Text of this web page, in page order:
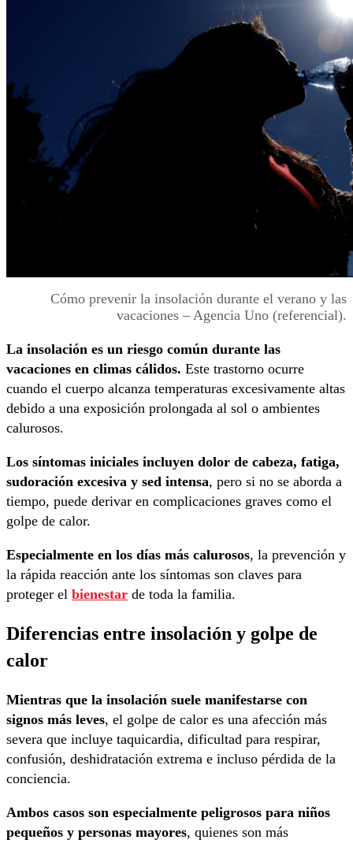
Cómo prevenir la insolación durante el verano y las
vacaciones – Agencia Uno (referencial).
La insolación es un riesgo común durante las
vacaciones en climas cálidos. Este trastorno ocurre
cuando el cuerpo alcanza temperaturas excesivamente altas
debido a una exposición prolongada al sol o ambientes
calurosos.
Los síntomas iniciales incluyen dolor de cabeza, fatiga,
sudoración excesiva y sed intensa, pero si no se aborda a
tiempo, puede derivar en complicaciones graves como el
golpe de calor.
Especialmente en los días más calurosos, la prevención y
la rápida reacción ante los síntomas son claves para
proteger el bienestar de toda la familia.
Diferencias entre insolación y golpe de
calor
Mientras que la insolación suele manifestarse con
signos más leves, el golpe de calor es una afección más
severa que incluye taquicardia, dificultad para respirar,
confusión, deshidratación extrema e incluso pérdida de la
conciencia.
Ambos casos son especialmente peligrosos para niños
pequeños y personas mayores, quienes son más